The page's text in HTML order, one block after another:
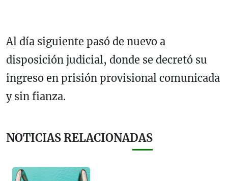
Al día siguiente pasó de nuevo a
disposición judicial, donde se decretó su
ingreso en prisión provisional comunicada
y sin fianza.
NOTICIAS RELACIONADAS